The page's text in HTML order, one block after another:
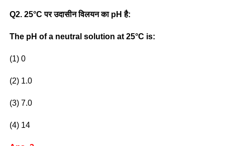
Q2. 25°C पर उदासीन विलयन का pH है:
The pH of a neutral solution at 25°C is:
(1) 0
(2) 1.0
(3) 7.0
(4) 14